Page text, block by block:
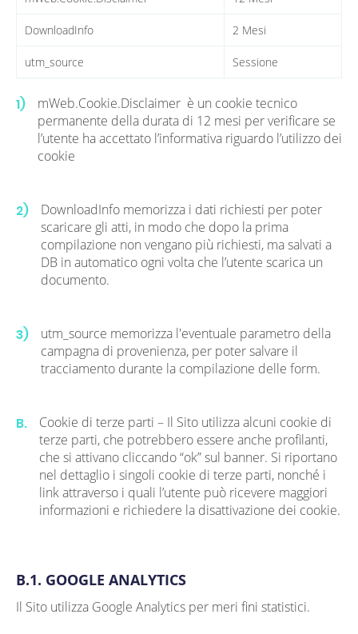
DownloadInfo 2 Mesi
utm_source Sessione
1)
mWeb.Cookie.Disclaimer è un cookie tecnico
permanente della durata di 12 mesi per verificare se
l’utente ha accettato l’informativa riguardo l’utilizzo dei
cookie
2)
DownloadInfo memorizza i dati richiesti per poter
scaricare gli atti, in modo che dopo la prima
compilazione non vengano più richiesti, ma salvati a
DB in automatico ogni volta che l’utente scarica un
documento.
3)
utm_source memorizza l'eventuale parametro della
campagna di provenienza, per poter salvare il
tracciamento durante la compilazione delle form.
B.
Cookie di terze parti – Il Sito utilizza alcuni cookie di
terze parti, che potrebbero essere anche profilanti,
che si attivano cliccando “ok” sul banner. Si riportano
nel dettaglio i singoli cookie di terze parti, nonché i
link attraverso i quali l’utente può ricevere maggiori
informazioni e richiedere la disattivazione dei cookie.
B.1. GOOGLE ANALYTICS
Il Sito utilizza Google Analytics per meri fini statistici.